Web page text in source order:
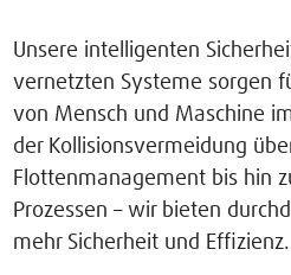
Unsere intelligenten
vernetzten Systeme sorgen
von Mensch und Maschine
der Kollisionsvermeidung
Flottenmanagement bis hin
Prozessen – wir bieten
mehr Sicherheit und Effizienz.